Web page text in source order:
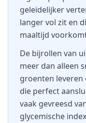
geleidelijker
langer vol zit en
maaltijd
De bijrollen van
meer dan alleen
groenten leveren
die perfect
vaak gevreesd
glycemische